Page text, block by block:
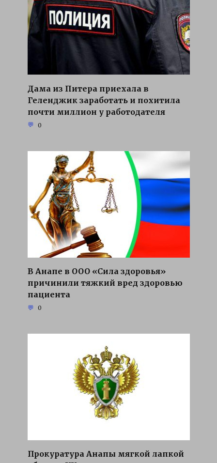
Дама из Питера приехала в
Геленджик заработать и похитила
почти миллион у работодателя
0
В Анапе в ООО «Сила здоровья»
причинили тяжкий вред здоровью
пациента
0
Прокуратура Анапы мягкой лапкой